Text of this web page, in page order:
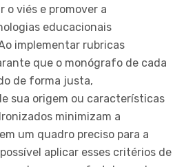
o viés e promover a
educacionais
implementar rubricas
que o monógrafo de cada
de forma justa,
sua origem ou características
minimizam a
um quadro preciso para a
aplicar esses critérios de